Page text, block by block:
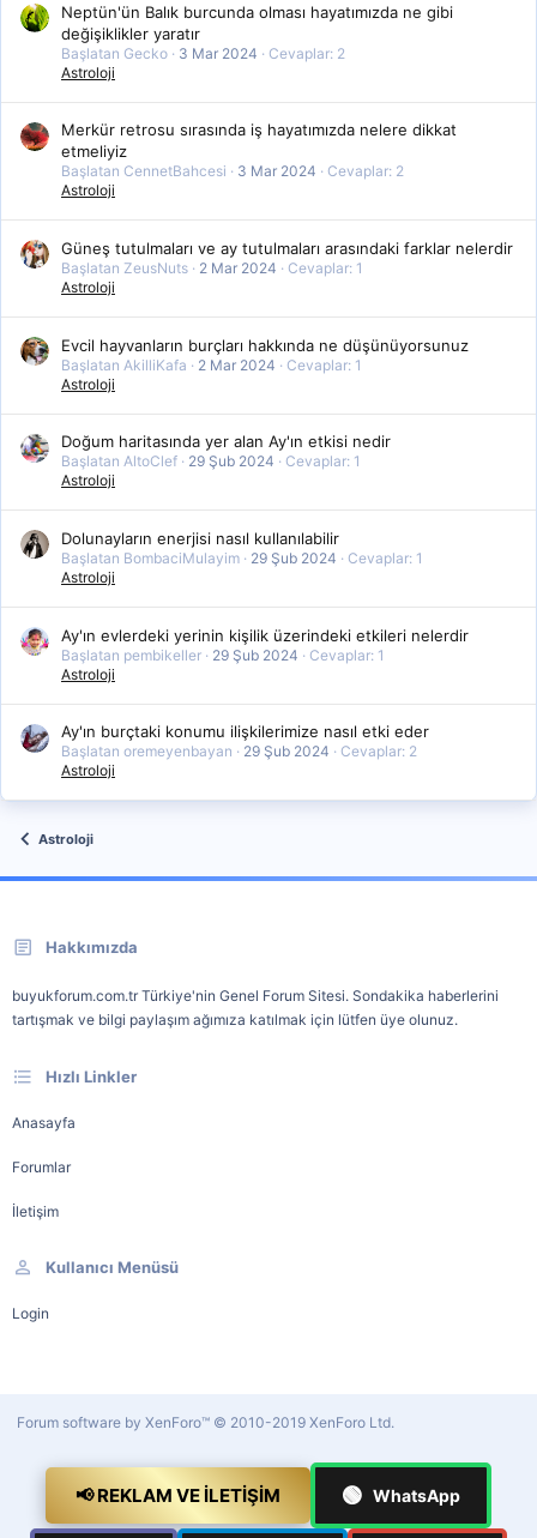
Neptün'ün Balık burcunda olması hayatımızda ne gibi
değişiklikler yaratır
Başlatan Gecko 3 Mar 2024
Cevaplar: 2
Astroloji
Merkür retrosu sırasında iş hayatımızda nelere dikkat
etmeliyiz
Başlatan CennetBahcesi 3 Mar 2024
Cevaplar: 2
Astroloji
Güneş tutulmaları ve ay tutulmaları arasındaki farklar nelerdir
Başlatan ZeusNuts 2 Mar 2024
Cevaplar: 1
Astroloji
Evcil hayvanların burçları hakkında ne düşünüyorsunuz
Başlatan AkilliKafa 2 Mar 2024
Cevaplar: 1
Astroloji
Doğum haritasında yer alan Ay'ın etkisi nedir
Başlatan AltoClef 29 Şub 2024
Cevaplar: 1
Astroloji
Dolunayların enerjisi nasıl kullanılabilir
Başlatan BombaciMulayim 29 Şub 2024
Cevaplar: 1
Astroloji
Ay'ın evlerdeki yerinin kişilik üzerindeki etkileri nelerdir
Başlatan pembikeller 29 Şub 2024
Cevaplar: 1
Astroloji
Ay'ın burçtaki konumu ilişkilerimize nasıl etki eder
Başlatan oremeyenbayan 29 Şub 2024
Cevaplar: 2
Astroloji
Astroloji
Hakkımızda
buyukforum.com.tr Türkiye'nin Genel Forum Sitesi. Sondakika haberlerini
tartışmak ve bilgi paylaşım ağımıza katılmak için lütfen üye olunuz.
Hızlı Linkler
Anasayfa
Forumlar
İletişim
Kullanıcı Menüsü
Login
Forum software by XenForo™ © 2010-2019 XenForo Ltd.
📢 REKLAM VE İLETIŞIM 🟢 WhatsApp